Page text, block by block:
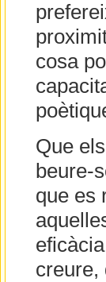
cosa
Que
beure-
que es
creure,